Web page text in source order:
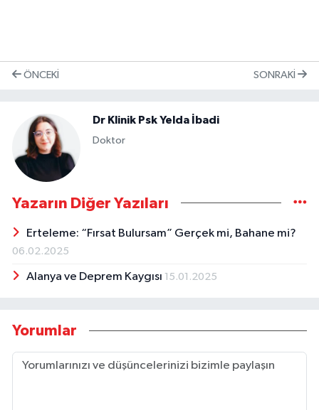
ÖNCEKI SONRAKI
Dr Klinik Psk Yelda İbadi
Doktor
Yazarın Diğer Yazıları
Erteleme: “Fırsat Bulursam” Gerçek mi, Bahane mi?
06.02.2025
Alanya ve Deprem Kaygısı 15.01.2025
Yorumlar